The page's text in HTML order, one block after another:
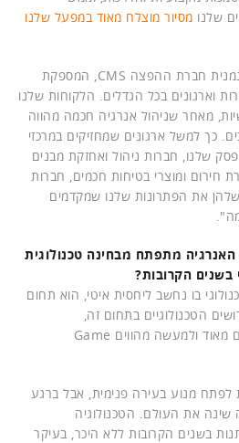
שלנו מסיור מוצלח מאוד במפעל שלנו
על השותפים שלנו בישראל נמנית חברת ההפצה CMS, המספקת
וארגונים בכל הגדלים. הלקוחות שלנו
מאחר שניהול אנרגיה חכמה מהווה
כך למשל ארגונים שמחזיקים במרכזי
שלנו, חברות ניהול ואחזקת מבנים
חירום ומוצרי בטיחות חכמים, חברות
את הפתרונות שלנו שמקדמים
מתפתח מבחינה טכנולוגית
בשנים הקרובות?
בו נחשב ליחסית איטי, הוא תחום
הטכנולוגיים בתחום זה,
כשמתרחשים, הם משמעותיים מאוד ולמעשה מהווים Game
מנוע בעירה פנימית, אבל ברגע
שינה את העולם. הטכנולוגיה
בשנים הקרובות ללא היכר, בעיקר